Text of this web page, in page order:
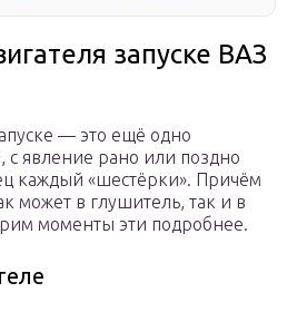
запуске ВАЗ
— это ещё одно
с явление рано или поздно
каждый «шестёрки». Причём
может в глушитель, так и в
моменты эти подробнее.